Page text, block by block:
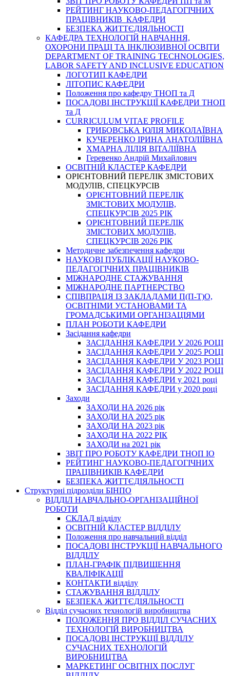
РЕЙТИНГ НАУКОВО-ПЕДАГОГІЧНИХ
ПРАЦІВНИКІВ КАФЕДРИ
БЕЗПЕКА ЖИТТЄДІЯЛЬНОСТІ
КАФЕДРА ТЕХНОЛОГІЙ НАВЧАННЯ,
ОХОРОНИ ПРАЦІ ТА ІНКЛЮЗИВНОЇ ОСВІТИ
DEPARTMENT OF TRAINING TECHNOLOGIES,
LABOR SAFETY AND INCLUSIVE EDUCATION
ЛОГОТИП КАФЕДРИ
ЛІТОПИС КАФЕДРИ
Положення про кафедру ТНОП та Д
ПОСАДОВІ ІНСТРУКЦІЇ КАФЕДРИ ТНОП
та Д
CURRICULUM VITAE PROFILE
ГРИБОВСЬКА ЮЛІЯ МИКОЛАЇВНА
КУЧЕРЕНКО ІРИНА АНАТОЛІЇВНА
ХМАРНА ЛІЛІЯ ВІТАЛІЇВНА
Геревенко Андрій Михайлович
ОСВІТНІЙ КЛАСТЕР КАФЕДРИ
ОРІЄНТОВНИЙ ПЕРЕЛІК ЗМІСТОВИХ
МОДУЛІВ, СПЕЦКУРСІВ
ОРІЄНТОВНИЙ ПЕРЕЛІК
ЗМІСТОВИХ МОДУЛІВ,
СПЕЦКУРСІВ 2025 РІК
ОРІЄНТОВНИЙ ПЕРЕЛІК
ЗМІСТОВИХ МОДУЛІВ,
СПЕЦКУРСІВ 2026 РІК
Методичне забезпечення кафедри
НАУКОВІ ПУБЛІКАЦІЇ НАУКОВО-
ПЕДАГОГІЧНИХ ПРАЦІВНИКІВ
МІЖНАРОДНЕ СТАЖУВАННЯ
МІЖНАРОДНЕ ПАРТНЕРСТВО
СПІВПРАЦЯ ІЗ ЗАКЛАДАМИ П(П-Т)О,
ОСВІТНІМИ УСТАНОВАМИ ТА
ГРОМАДСЬКИМИ ОРГАНІЗАЦІЯМИ
ПЛАН РОБОТИ КАФЕДРИ
Засідання кафедри
ЗАСІДАННЯ КАФЕДРИ У 2026 РОЦІ
ЗАСІДАННЯ КАФЕДРИ У 2025 РОЦІ
ЗАСІДАННЯ КАФЕДРИ У 2023 РОЦІ
ЗАСІДАННЯ КАФЕДРИ У 2022 РОЦІ
ЗАСІДАННЯ КАФЕДРИ у 2021 році
ЗАСІДАННЯ КАФЕДРИ у 2020 році
Заходи
ЗАХОДИ НА 2026 рік
ЗАХОДИ НА 2025 рік
ЗАХОДИ НА 2023 рік
ЗАХОДИ НА 2022 РІК
ЗАХОДИ на 2021 рік
3BIT ПРО РОБОТУ КАФЕДРИ ТНОП ІО
РЕЙТИНГ НАУКОВО-ПЕДАГОГІЧНИХ
ПРАЦІВНИКІВ КАФЕДРИ
БЕЗПЕКА ЖИТТЄДІЯЛЬНОСТІ
Структурні підрозділи БІНПО
ВІДДІЛ НАВЧАЛЬНО-ОРГАНІЗАЦІЙНОЇ
РОБОТИ
СКЛАД відділу
ОСВІТНІЙ КЛАСТЕР ВІДДІЛУ
Положення про навчальний вiддiл
ПОСАДОВІ ІНСТРУКЦІЇ НАВЧАЛЬНОГО
ВІДДІЛУ
ПЛАН-ГРАФІК ПІДВИЩЕННЯ
КВАЛІФІКАЦІЇ
КОНТАКТИ відділу
СТАЖУВАННЯ ВІДДІЛУ
БЕЗПЕКА ЖИТТЄДІЯЛЬНОСТІ
Відділ сучасних технологій виробництва
ПОЛОЖЕННЯ ПРО ВІДДІЛ СУЧАСНИХ
ТЕХНОЛОГІЙ ВИРОБНИЦТВА
ПОСАДОВІ ІНСТРУКЦІЇ ВІДДІЛУ
СУЧАСНИХ ТЕХНОЛОГІЙ
ВИРОБНИЦТВА
МАРКЕТИНГ ОСВІТНІХ ПОСЛУГ